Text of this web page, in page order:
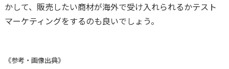
かして、販売したい商材が海外で受け入れられるかテスト
マーケティングをするのも良いでしょう。
《参考・画像出典》